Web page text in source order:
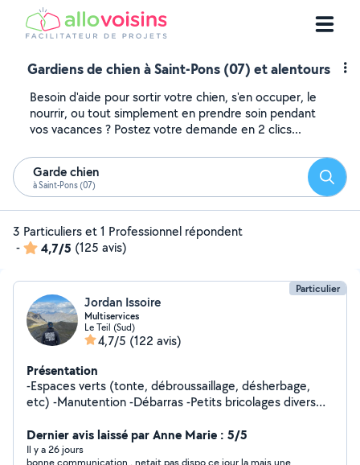
Gardiens de chien à Saint-Pons (07) et alentours
Besoin d'aide pour sortir votre chien, s'en occuper, le
nourrir, ou tout simplement en prendre soin pendant
vos vacances ? Postez votre demande en 2 clics...
Garde chien
à Saint-Pons (07)
3 Particuliers et 1 Professionnel répondent
-
4,7/5 (125 avis)
Particulier
Jordan Issoire
Multiservices
Le Teil (Sud)
4,7/5 (122 avis)
Présentation
-Espaces verts (tonte, débroussaillage, désherbage,
etc) -Manutention -Débarras -Petits bricolages divers
Dernier avis laissé par Anne Marie : 5/5
Il y a 26 jours
bonne communication , netait pas dispo ce jour la mais une